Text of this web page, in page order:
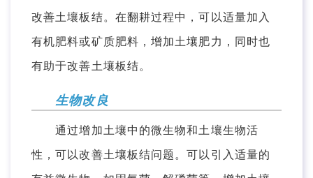
改善土壤板结。在翻耕过程中，可以适量加入
有机肥料或矿质肥料，增加土壤肥力，同时也
有助于改善土壤板结。
生物改良
通过增加土壤中的微生物和土壤生物活
性，可以改善土壤板结问题。可以引入适量的